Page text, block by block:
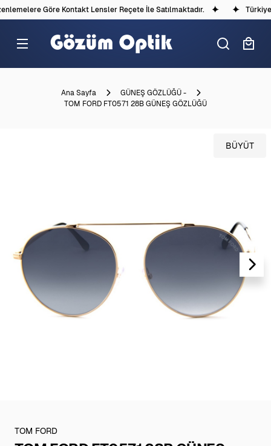
Göre Kontakt Lensler Reçete İle Satılmaktadır.
Ana Sayfa
GÜNEŞ GÖZLÜĞÜ -
TOM FORD FT0571 28B GÜNEŞ GÖZLÜĞÜ
BÜYÜT
TOM FORD